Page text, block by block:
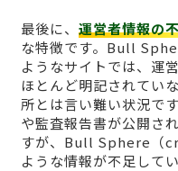
最後に、 運営者情報の
な特徴です。Bull
ようなサイトでは、運
ほとんど明記されてい
所とは言い難い状況で
や監査報告書が公開さ
すが、Bull Sphere（
ような情報が不足してい